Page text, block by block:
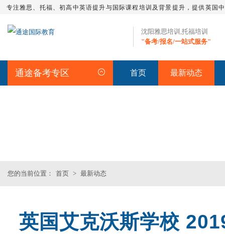
专注雅思、托福、初高中英语提升与国际课程培训及背景提升，提供英国
沈阳雅思培训,托福培训
"备考/报名/一站式服务"
通途备考专区 首页 最新动态
您的当前位置： 首页 > 最新动态
英国艾克沃斯学校